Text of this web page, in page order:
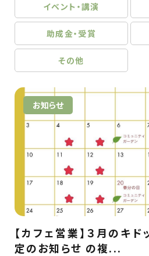
イベント・講演
助成金・受賞
その他
お知らせ
【カフェ営業】３月のキ
定のお知らせ の複...